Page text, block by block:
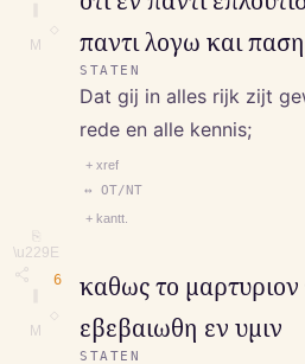
M
⎘
\u229E
M
παντι λογω και
STATEN
Dat gij in alles rijk zijt
rede en alle kennis;
+ xref
↔ OT/NT
+ kantt.
6
καθως το μαρτυριον
εβεβαιωθη εν υμιν
STATEN